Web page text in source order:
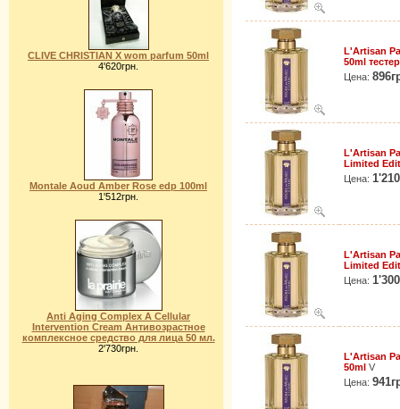
CLIVE CHRISTIAN X wom parfum 50ml
4'620грн.
Montale Aoud Amber Rose edp 100ml
1'512грн.
Anti Aging Complex A Cellular
Intervention Cream Антивозрастное
комплексное средство для лица 50 мл.
2'730грн.
L'Artisan
50ml тестер
Цена:
L'Artisan
Limited
Цена:
L'Artisan
Limited
Цена:
L'Artisan
50ml V
Цена: